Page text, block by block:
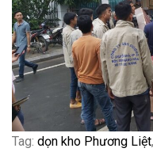
Tag: dọn kho Phương Liệt,